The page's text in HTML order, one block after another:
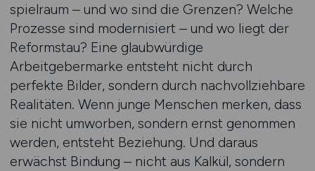
spiel­raum – und wo sind die Grenzen? Welche
Prozesse sind modernisiert – und wo liegt der
Reformstau? Eine glaubwürdige
Arbeitgebermarke entsteht nicht durch
perfekte Bilder, sondern durch nachvoll­ziehbare
Realitäten. Wenn junge Menschen merken, dass
sie nicht umworben, sondern ernst genommen
werden, entsteht Beziehung. Und daraus
erwächst Bindung – nicht aus Kalkül, sondern